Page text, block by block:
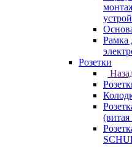
Рамка
Розетки
(витая